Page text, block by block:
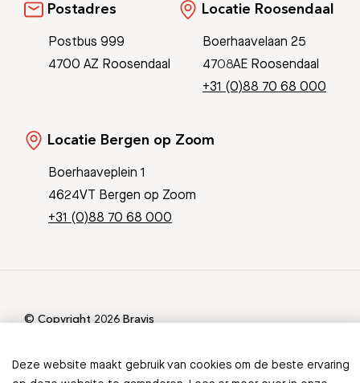
Deze website maakt gebruik van cookies om de beste ervaring
Postadres
Postbus 999
4700 AZ Roosendaal
Locatie Roosendaal
Boerhaavelaan 25
4708AE Roosendaal
+31 (0)88 70 68 000
Locatie Bergen op Zoom
Boerhaaveplein 1
4624VT Bergen op Zoom
+31 (0)88 70 68 000
© Copyright 2026 Bravis